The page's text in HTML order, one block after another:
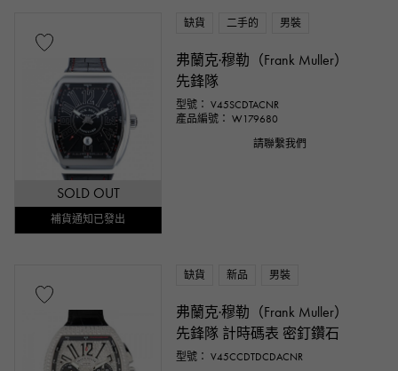
SOLD OUT
補貨通知已發出
缺貨 二手的 男裝
弗蘭克·穆勒（Frank Muller）
先鋒隊
型號： V45SCDTACNR
產品編號： W179680
請聯繫我們
缺貨 新品 男裝
弗蘭克·穆勒（Frank Muller）
先鋒隊 計時碼表 密釘鑽石
型號： V45CCDTDCDACNR